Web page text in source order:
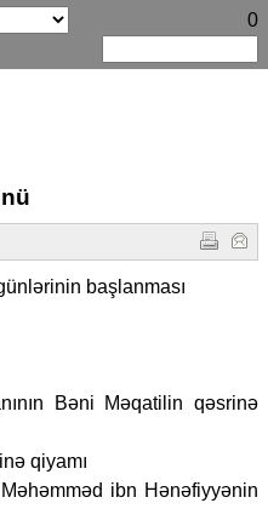
0
başlanması
Bəni Məqatilin qəsrinə
qiyamı
ibn Hənəfiyyənin